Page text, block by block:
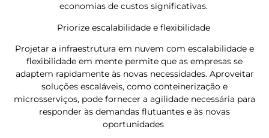
economias de custos significativas.
Priorize escalabilidade e flexibilidade
Projetar a infraestrutura em nuvem com escalabilidade e
flexibilidade em mente permite que as empresas se
adaptem rapidamente às novas necessidades. Aproveitar
soluções escaláveis, como conteinerização e
microsserviços, pode fornecer a agilidade necessária para
responder às demandas flutuantes e às novas
oportunidades